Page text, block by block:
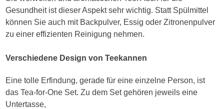
Gesundheit ist dieser Aspekt sehr wichtig. Statt Spülmittel
können Sie auch mit Backpulver, Essig oder Zitronenpulver
zu einer effizienten Reinigung nehmen.
Verschiedene Design von Teekannen
Eine tolle Erfindung, gerade für eine einzelne Person, ist
das Tea-for-One Set. Zu dem Set gehören jeweils eine
Untertasse,